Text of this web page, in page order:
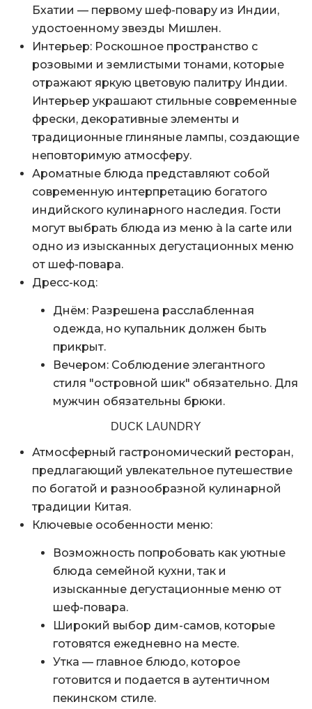
Бхатии — первому шеф-повару из Индии,
удостоенному звезды Мишлен.
Интерьер: Роскошное пространство с
розовыми и землистыми тонами, которые
отражают яркую цветовую палитру Индии.
Интерьер украшают стильные современные
фрески, декоративные элементы и
традиционные глиняные лампы, создающие
неповторимую атмосферу.
Ароматные блюда представляют собой
современную интерпретацию богатого
индийского кулинарного наследия. Гости
могут выбрать блюда из меню à la carte или
одно из изысканных дегустационных меню
от шеф-повара.
Дресс-код:
Днём: Разрешена расслабленная
одежда, но купальник должен быть
прикрыт.
Вечером: Соблюдение элегантного
стиля "островной шик" обязательно. Для
мужчин обязательны брюки.
DUCK LAUNDRY
Атмосферный гастрономический ресторан,
предлагающий увлекательное путешествие
по богатой и разнообразной кулинарной
традиции Китая.
Ключевые особенности меню:
Возможность попробовать как уютные
блюда семейной кухни, так и
изысканные дегустационные меню от
шеф-повара.
Широкий выбор дим-самов, которые
готовятся ежедневно на месте.
Утка — главное блюдо, которое
готовится и подается в аутентичном
пекинском стиле.